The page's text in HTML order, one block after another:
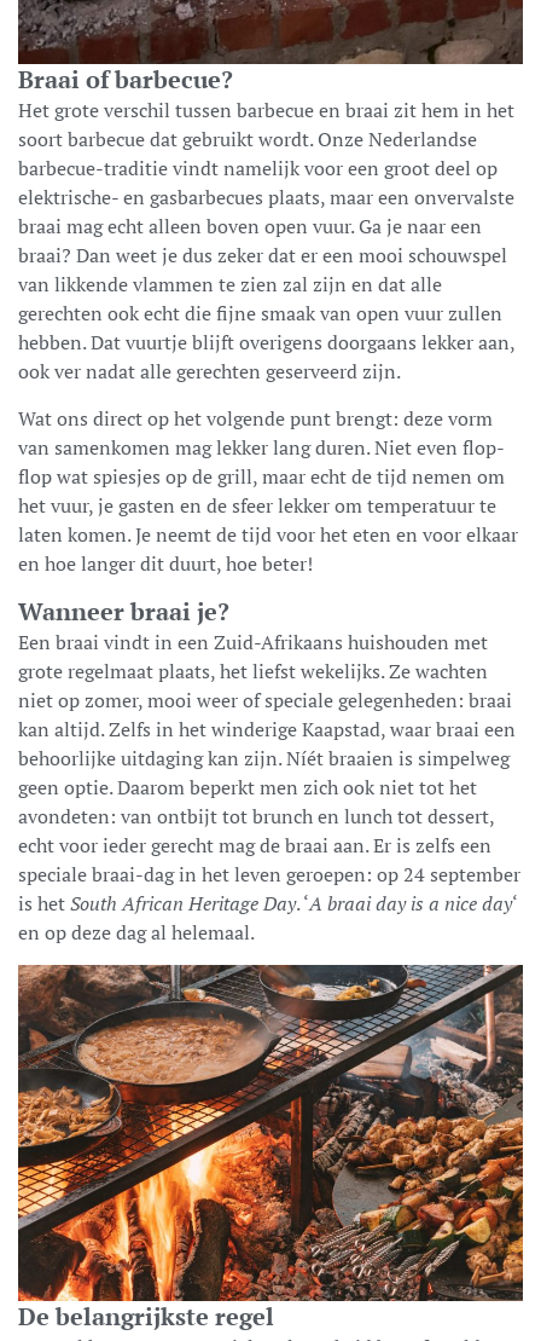
Braai of barbecue?
Het grote verschil tussen barbecue en braai zit hem in het
soort barbecue dat gebruikt wordt. Onze Nederlandse
barbecue-traditie vindt namelijk voor een groot deel op
elektrische- en gasbarbecues plaats, maar een onvervalste
braai mag echt alleen boven open vuur. Ga je naar een
braai? Dan weet je dus zeker dat er een mooi schouwspel
van likkende vlammen te zien zal zijn en dat alle
gerechten ook echt die fijne smaak van open vuur zullen
hebben. Dat vuurtje blijft overigens doorgaans lekker aan,
ook ver nadat alle gerechten geserveerd zijn.
Wat ons direct op het volgende punt brengt: deze vorm
van samenkomen mag lekker lang duren. Niet even flop-
flop wat spiesjes op de grill, maar echt de tijd nemen om
het vuur, je gasten en de sfeer lekker om temperatuur te
laten komen. Je neemt de tijd voor het eten en voor elkaar
en hoe langer dit duurt, hoe beter!
Wanneer braai je?
Een braai vindt in een Zuid-Afrikaans huishouden met
grote regelmaat plaats, het liefst wekelijks. Ze wachten
niet op zomer, mooi weer of speciale gelegenheden: braai
kan altijd. Zelfs in het winderige Kaapstad, waar braai een
behoorlijke uitdaging kan zijn. Níét braaien is simpelweg
geen optie. Daarom beperkt men zich ook niet tot het
avondeten: van ontbijt tot brunch en lunch tot dessert,
echt voor ieder gerecht mag de braai aan. Er is zelfs een
speciale braai-dag in het leven geroepen: op 24 september
is hetSouth African Heritage Day. ‘A braai day is a nice day‘
en op deze dag al helemaal.
De belangrijkste regel